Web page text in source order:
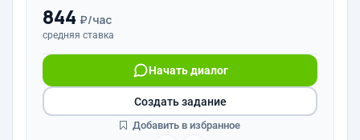
844 ₽/час
средняя ставка
Начать диалог
Создать задание
Добавить в избранное